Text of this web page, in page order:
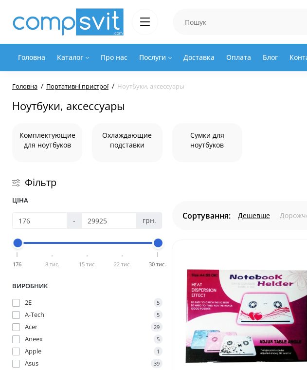
Головна Каталог Про нас Послуги Доставка Оплата Блог
Головна Портативні пристрої Ноутбуки, аксессуары
Ноутбуки, аксессуары
Комплектующие
для ноутбуков
Охлаждающие
подставки
Сумки для
ноутбуков
Фільтр
ЦІНА
- грн.
176 8 тис. 15 тис. 22 тис. 30 тис.
ВИРОБНИК
2E
5
A-Tech 5
Acer 29
Aneex 5
Apple 1
Asus 39
Сортування: Дешевше